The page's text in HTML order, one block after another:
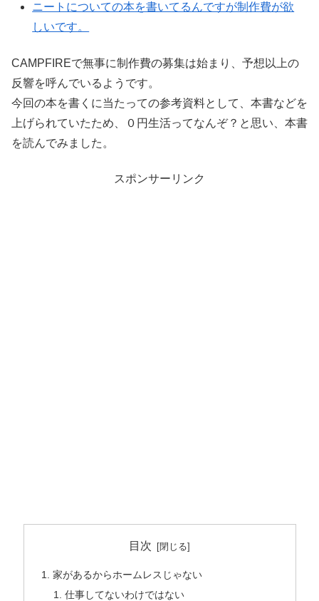
ニートについての本を書いてるんですが制作費が欲
しいです。
CAMPFIREで無事に制作費の募集は始まり、予想以上の
反響を呼んでいるようです。
今回の本を書くに当たっての参考資料として、本書などを
上げられていたため、０円生活ってなんぞ？と思い、本書
を読んでみました。
スポンサーリンク
目次
家があるからホームレスじゃない
仕事してないわけではない